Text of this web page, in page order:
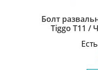
Болт
Tiggo Т11 /